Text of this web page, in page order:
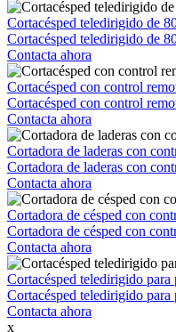
Cortacésped teledirigido de
Cortacésped teledirigido de
Contacta ahora
Cortacésped con control
Cortacésped con control
Contacta ahora
Cortadora de laderas con
Cortadora de laderas con
Contacta ahora
Cortadora de césped con
Cortadora de césped con
Contacta ahora
Cortacésped teledirigido para
Cortacésped teledirigido para
Contacta ahora
x